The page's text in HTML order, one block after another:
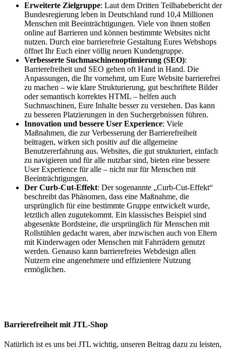
Erweiterte Zielgruppe: Laut dem Dritten Teilhabebericht der
Bundesregierung leben in Deutschland rund 10,4 Millionen
Menschen mit Beeinträchtigungen. Viele von ihnen stoßen
online auf Barrieren und können bestimmte Websites nicht
nutzen. Durch eine barrierefreie Gestaltung Eures Webshops
öffnet Ihr Euch einer völlig neuen Kundengruppe.
Verbesserte Suchmaschinenoptimierung (SEO):
Barrierefreiheit und SEO gehen oft Hand in Hand. Die
Anpassungen, die Ihr vornehmt, um Eure Website barrierefrei
zu machen – wie klare Strukturierung, gut beschriftete Bilder
oder semantisch korrektes HTML – helfen auch
Suchmaschinen, Eure Inhalte besser zu verstehen. Das kann
zu besseren Platzierungen in den Suchergebnissen führen.
Innovation und bessere User Experience: Viele
Maßnahmen, die zur Verbesserung der Barrierefreiheit
beitragen, wirken sich positiv auf die allgemeine
Benutzererfahrung aus. Websites, die gut strukturiert, einfach
zu navigieren und für alle nutzbar sind, bieten eine bessere
User Experience für alle – nicht nur für Menschen mit
Beeinträchtigungen.
Der Curb-Cut-Effekt: Der sogenannte „Curb-Cut-Effekt“
beschreibt das Phänomen, dass eine Maßnahme, die
ursprünglich für eine bestimmte Gruppe entwickelt wurde,
letztlich allen zugutekommt. Ein klassisches Beispiel sind
abgesenkte Bordsteine, die ursprünglich für Menschen mit
Rollstühlen gedacht waren, aber inzwischen auch von Eltern
mit Kinderwagen oder Menschen mit Fahrrädern genutzt
werden. Genauso kann barrierefreies Webdesign allen
Nutzern eine angenehmere und effizientere Nutzung
ermöglichen.
Barrierefreiheit mit JTL-Shop
Natürlich ist es uns bei JTL wichtig, unseren Beitrag dazu zu leisten,